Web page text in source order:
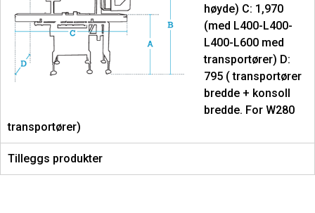
høyde) C: 1,970
(med L400-L400-
L400-L600 med
transportører) D:
795 ( transportører
bredde + konsoll
bredde. For W280
transportører)
Tilleggs produkter